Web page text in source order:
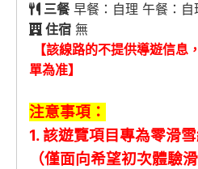
三餐早餐：自理 午餐：自
住宿 無
【該線路的不提供導遊信
單為准】
注意事項：
1. 該遊覽項目專為零滑
（僅面向希望初次體驗